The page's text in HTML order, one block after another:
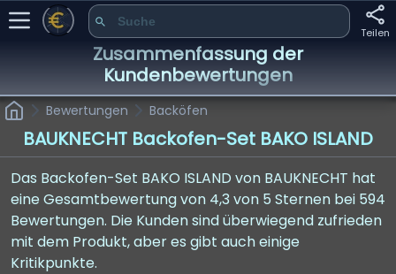
Teilen
Zusammenfassung der
Kundenbewertungen
Bewertungen Backöfen
BAUKNECHT Backofen-Set BAKO ISLAND
Das Backofen-Set BAKO ISLAND von BAUKNECHT hat
eine Gesamtbewertung von 4,3 von 5 Sternen bei 594
Bewertungen. Die Kunden sind überwiegend zufrieden
mit dem Produkt, aber es gibt auch einige
Kritikpunkte.